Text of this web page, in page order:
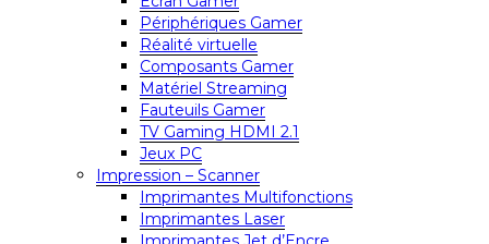
Périphériques Gamer
Réalité virtuelle
Composants Gamer
Matériel Streaming
Fauteuils Gamer
TV Gaming HDMI 2.1
Jeux PC
Impression – Scanner
Imprimantes Multifonctions
Imprimantes Laser